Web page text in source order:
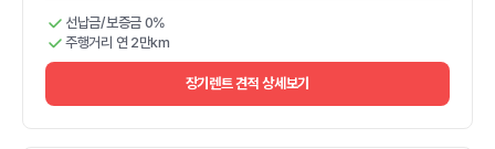
선납금/보증금 0%
주행거리 연 2만km
장기렌트 견적 상세보기